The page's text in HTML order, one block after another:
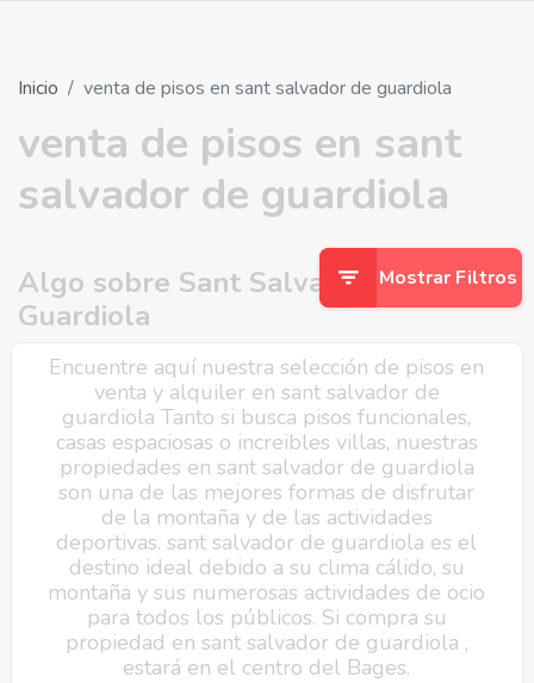
Inicio venta de pisos en sant salvador de guardiola
venta de pisos en sant
salvador de guardiola
Mostrar Filtros
Algo sobre Sant Salvador de
Guardiola
Encuentre aquí nuestra selección de pisos en
venta y alquiler en sant salvador de
guardiola Tanto si busca pisos funcionales,
casas espaciosas o increibles villas, nuestras
propiedades en sant salvador de guardiola
son una de las mejores formas de disfrutar
de la montaña y de las actividades
deportivas. sant salvador de guardiola es el
destino ideal debido a su clima cálido, su
montaña y sus numerosas actividades de ocio
para todos los públicos. Si compra su
propiedad en sant salvador de guardiola ,
estará en el centro del Bages.